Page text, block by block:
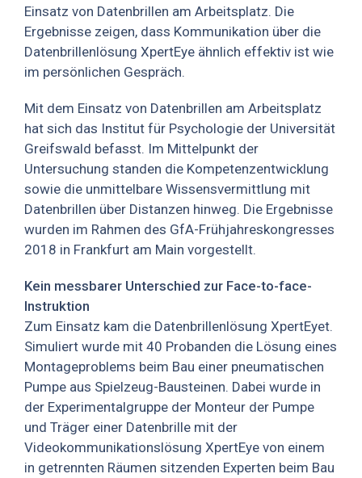
Einsatz von Datenbrillen am Arbeitsplatz. Die
Ergebnisse zeigen, dass Kommunikation über die
Datenbrillenlösung XpertEye ähnlich effektiv ist wie
im persönlichen Gespräch.
Mit dem Einsatz von Datenbrillen am Arbeitsplatz
hat sich das Institut für Psychologie der Universität
Greifswald befasst. Im Mittelpunkt der
Untersuchung standen die Kompetenzentwicklung
sowie die unmittelbare Wissensvermittlung mit
Datenbrillen über Distanzen hinweg. Die Ergebnisse
wurden im Rahmen des GfA-Frühjahreskongresses
2018 in Frankfurt am Main vorgestellt.
Kein messbarer Unterschied zur Face-to-face-
Instruktion
Zum Einsatz kam die Datenbrillenlösung XpertEyet.
Simuliert wurde mit 40 Probanden die Lösung eines
Montageproblems beim Bau einer pneumatischen
Pumpe aus Spielzeug-Bausteinen. Dabei wurde in
der Experimentalgruppe der Monteur der Pumpe
und Träger einer Datenbrille mit der
Videokommunikationslösung XpertEye von einem
in getrennten Räumen sitzenden Experten beim Bau